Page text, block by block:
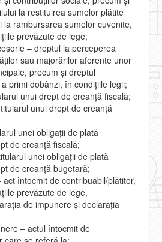
la restituirea sumelor plătite
la rambursarea sumelor cuvenite,
prevăzute de lege;
– dreptul la perceperea
sau majorărilor aferente unor
precum şi dreptul
primi dobânzi, în condiţiile legii;
unui drept de creanţă fiscală;
unui drept de creanţă
unei obligaţii de plată
de creanţă fiscală;
unei obligaţii de plată
de creanţă bugetară;
act întocmit de contribuabil/plătitor,
prevăzute de lege,
de impunere şi declaraţia
– actul întocmit de